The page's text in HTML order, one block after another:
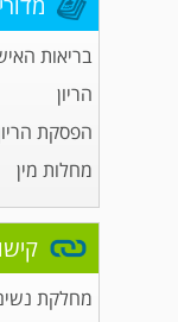
בריאות
הריון
הפסקת
מחלות מין
מחלקת